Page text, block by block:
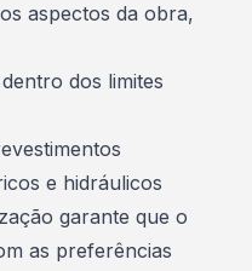
aspectos da obra,
dos limites
e hidráulicos
garante que o
as preferências